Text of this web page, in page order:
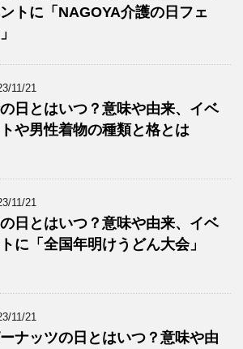
トに「NAGOYA介護の日フェ
11/21
日とはいつ？意味や由来、イベ
や男性着物の種類と格とは
11/21
日とはいつ？意味や由来、イベ
に「全国年明けうどん大会」
11/21
ナッツの日とはいつ？意味や由